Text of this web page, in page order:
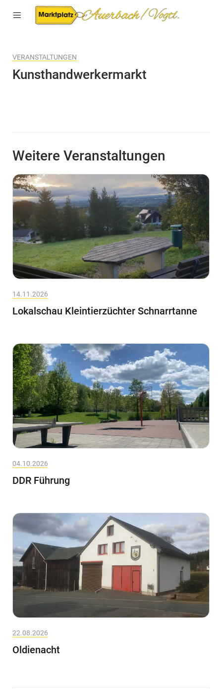
VERANSTALTUNGEN
Kunsthandwerkermarkt
Weitere Veranstaltungen
14.11.2026
Lokalschau Kleintierzüchter Schnarrtanne
04.10.2026
DDR Führung
22.08.2026
Oldienacht